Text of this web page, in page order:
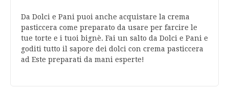
Da Dolci e Pani puoi anche acquistare la crema
pasticcera come preparato da usare per farcire le
tue torte e i tuoi bignè. Fai un salto da Dolci e Pani e
goditi tutto il sapore dei dolci con crema pasticcera
ad Este preparati da mani esperte!